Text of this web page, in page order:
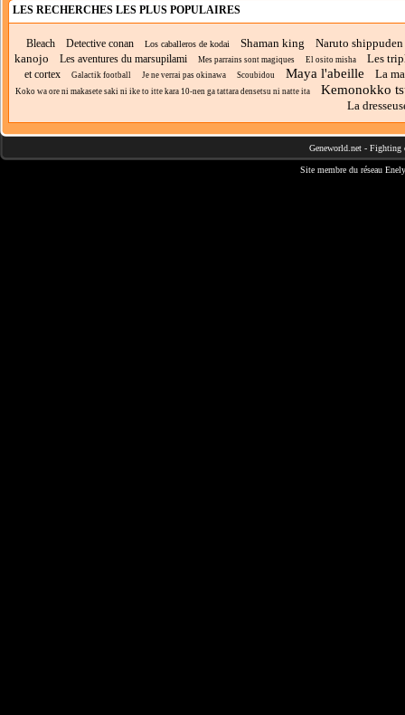
LES RECHERCHES LES PLUS POPULAIRES
Bleach Detective conan Los caballeros de kodai Shaman king
Naruto shippuden
kanojo
Les aventures du marsupilami Mes parrains sont magiques El osito misha Les
et cortex Galactik football Je ne verrai pas okinawa Scoubidou Maya l'abeille La
Koko wa ore ni makasete saki ni ike to itte kara 10-nen ga tattara densetsu ni natte ita Kemonokko
La
Geneworld.net - Fighting
Site membre du réseau